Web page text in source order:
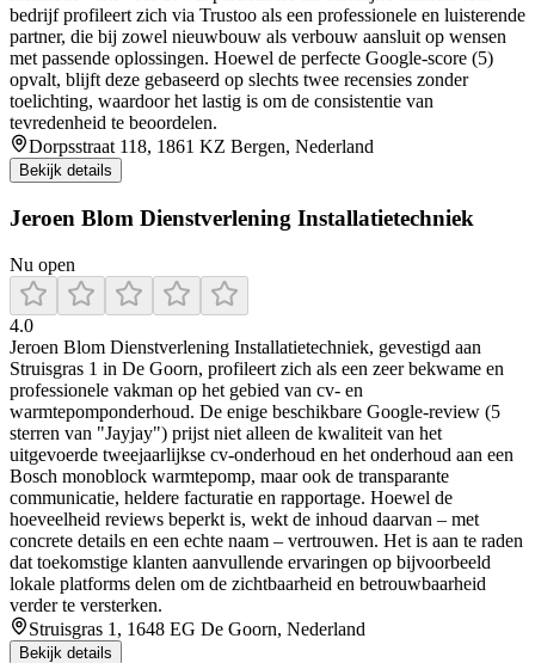
bedrijf profileert zich via Trustoo als een professionele en luisterende
partner, die bij zowel nieuwbouw als verbouw aansluit op wensen
met passende oplossingen. Hoewel de perfecte Google-score (5)
opvalt, blijft deze gebaseerd op slechts twee recensies zonder
toelichting, waardoor het lastig is om de consistentie van
tevredenheid te beoordelen.
Dorpsstraat 118, 1861 KZ Bergen, Nederland
Bekijk details
Jeroen Blom Dienstverlening Installatietechniek
Nu open
4.0
Jeroen Blom Dienstverlening Installatietechniek, gevestigd aan
Struisgras 1 in De Goorn, profileert zich als een zeer bekwame en
professionele vakman op het gebied van cv- en
warmtepomponderhoud. De enige beschikbare Google‑review (5
sterren van "Jayjay") prijst niet alleen de kwaliteit van het
uitgevoerde tweejaarlijkse cv‑onderhoud en het onderhoud aan een
Bosch monoblock warmtepomp, maar ook de transparante
communicatie, heldere facturatie en rapportage. Hoewel de
hoeveelheid reviews beperkt is, wekt de inhoud daarvan – met
concrete details en een echte naam – vertrouwen. Het is aan te raden
dat toekomstige klanten aanvullende ervaringen op bijvoorbeeld
lokale platforms delen om de zichtbaarheid en betrouwbaarheid
verder te versterken.
Struisgras 1, 1648 EG De Goorn, Nederland
Bekijk details